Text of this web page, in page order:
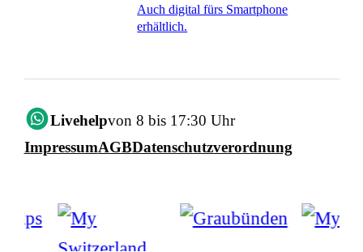
Auch digital fürs Smartphone
erhältlich.
Livehelpvon 8 bis 17:30 Uhr
ImpressumAGBDatenschutzverordnung